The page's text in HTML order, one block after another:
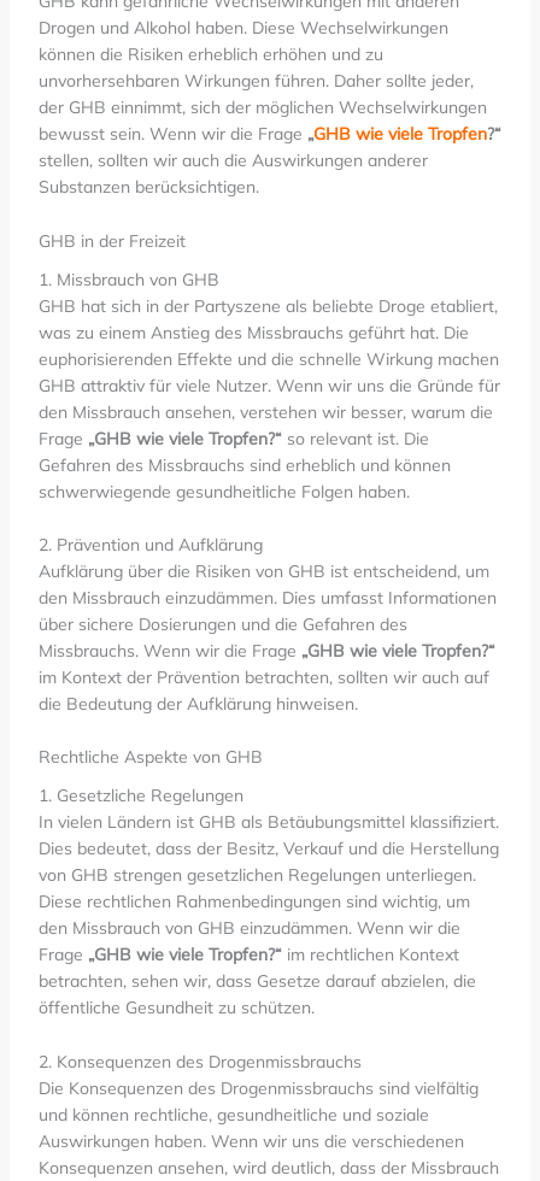
Drogen und Alkohol haben. Diese Wechselwirkungen
können die Risiken erheblich erhöhen und zu
unvorhersehbaren Wirkungen führen. Daher sollte jeder,
der GHB einnimmt, sich der möglichen Wechselwirkungen
bewusst sein. Wenn wir die Frage „GHB wie viele Tropfen?“
stellen, sollten wir auch die Auswirkungen anderer
Substanzen berücksichtigen.
GHB in der Freizeit
1. Missbrauch von GHB
GHB hat sich in der Partyszene als beliebte Droge etabliert,
was zu einem Anstieg des Missbrauchs geführt hat. Die
euphorisierenden Effekte und die schnelle Wirkung machen
GHB attraktiv für viele Nutzer. Wenn wir uns die Gründe für
den Missbrauch ansehen, verstehen wir besser, warum die
Frage „GHB wie viele Tropfen?“so relevant ist. Die
Gefahren des Missbrauchs sind erheblich und können
schwerwiegende gesundheitliche Folgen haben.
2. Prävention und Aufklärung
Aufklärung über die Risiken von GHB ist entscheidend, um
den Missbrauch einzudämmen. Dies umfasst Informationen
über sichere Dosierungen und die Gefahren des
Missbrauchs. Wenn wir die Frage „GHB wie viele Tropfen?“
im Kontext der Prävention betrachten, sollten wir auch auf
die Bedeutung der Aufklärung hinweisen.
Rechtliche Aspekte von GHB
1. Gesetzliche Regelungen
In vielen Ländern ist GHB als Betäubungsmittel klassifiziert.
Dies bedeutet, dass der Besitz, Verkauf und die Herstellung
von GHB strengen gesetzlichen Regelungen unterliegen.
Diese rechtlichen Rahmenbedingungen sind wichtig, um
den Missbrauch von GHB einzudämmen. Wenn wir die
Frage „GHB wie viele Tropfen?“im rechtlichen Kontext
betrachten, sehen wir, dass Gesetze darauf abzielen, die
öffentliche Gesundheit zu schützen.
2. Konsequenzen des Drogenmissbrauchs
Die Konsequenzen des Drogenmissbrauchs sind vielfältig
und können rechtliche, gesundheitliche und soziale
Auswirkungen haben. Wenn wir uns die verschiedenen
Konsequenzen ansehen, wird deutlich, dass der Missbrauch